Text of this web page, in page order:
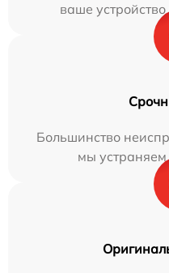
ваше
Большинство
мы устраняем